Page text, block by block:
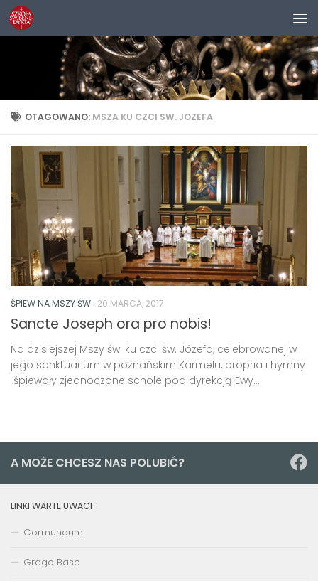
Przejdź do treści
OTAGOWANO: MSZA KU CZCI SW. JOZEFA
ŚPIEW NA MSZY ŚW. 20 MARCA, 2017
Sancte Joseph ora pro nobis!
Na dzisiejszej Mszy św. ku czci św. Józefa, celebrowanej w
jego sanktuarium w poznańskim Karmelu, propria i hymny
śpiewały zjednoczone schole pod dyrekcją Ewy...
A MOŻE CHCESZ NAS POLUBIĆ?
LINKI WARTE UWAGI
Cormundum
Grego Base